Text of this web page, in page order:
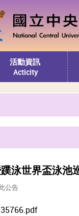
活動資訊
Acticity
蹼泳世界盃泳
公告